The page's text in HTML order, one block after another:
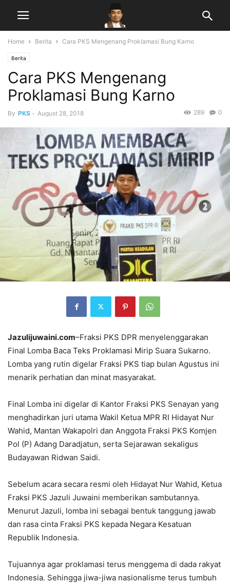
Home Berita Cara PKS Mengenang Proklamasi Bung Karno
Berita
Cara PKS Mengenang
Proklamasi Bung Karno
By PKS - August 28, 2018 0
289
Jazulijuwaini.com–Fraksi PKS DPR menyelenggarakan
Final Lomba Baca Teks Proklamasi Mirip Suara Sukarno.
Lomba yang rutin digelar Fraksi PKS tiap bulan Agustus ini
menarik perhatian dan minat masyarakat.
Final Lomba ini digelar di Kantor Fraksi PKS Senayan yang
menghadirkan juri utama Wakil Ketua MPR RI Hidayat Nur
Wahid, Mantan Wakapolri dan Anggota Fraksi PKS Komjen
Pol (P) Adang Daradjatun, serta Sejarawan sekaligus
Budayawan Ridwan Saidi.
Sebelum acara secara resmi oleh Hidayat Nur Wahid, Ketua
Fraksi PKS Jazuli Juwaini memberikan sambutannya.
Menurut Jazuli, lomba ini sebagai bentuk tanggung jawab
dan rasa cinta Fraksi PKS kepada Negara Kesatuan
Republik Indonesia.
Tujuannya agar proklamasi terus menggema di dada rakyat
Indonesia. Sehingga jiwa-jiwa nasionalisme terus tumbuh